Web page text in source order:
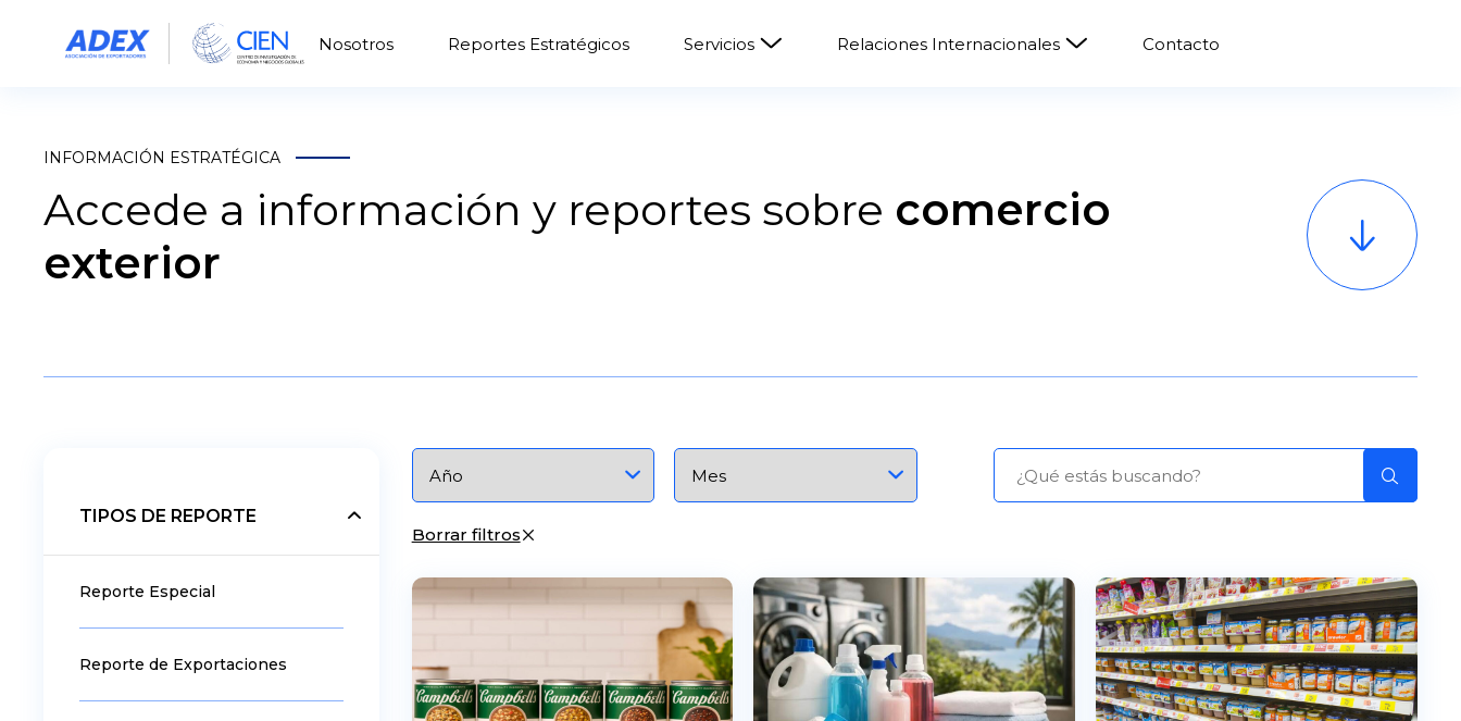
Nosotros Reportes Estratégicos Servicios Relaciones Internacionales Contacto
INFORMACIÓN ESTRATÉGICA
Accede a información y reportes sobre comercio
exterior
TIPOS DE REPORTE
Reporte Especial
Reporte de Exportaciones
Borrar filtros